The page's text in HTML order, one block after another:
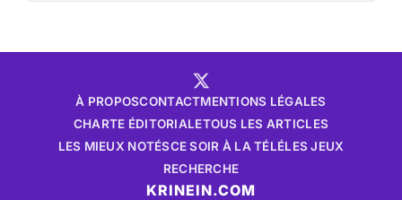
À PROPOSCONTACTMENTIONS LÉGALES
CHARTE ÉDITORIALETOUS LES ARTICLES
LES MIEUX NOTÉSCE SOIR À LA TÉLÉLES JEUX
RECHERCHE
KRINEIN.COM